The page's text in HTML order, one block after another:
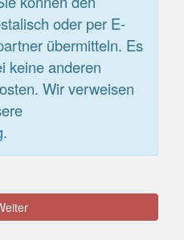
oder per E-
übermitteln. Es
keine anderen
Wir verweisen
.